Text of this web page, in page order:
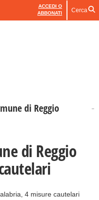
ACCEDI O
ABBONATI
Cerca
di Reggio
di Reggio